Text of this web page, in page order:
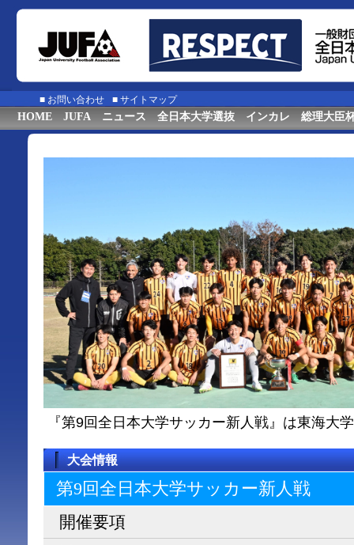
■ お問い合わせ ■ サイトマップ
HOME JUFA ニュース 全日本大学選抜 インカレ 総理大臣
『第9回全日本大学サッカー新人戦』は東海大
大会情報
第9回全日本大学サッカー新人戦
開催要項